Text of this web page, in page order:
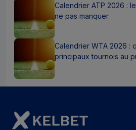
Calendrier ATP 2026 :
ne pas manquer
Calendrier WTA 2026 :
principaux tournois au